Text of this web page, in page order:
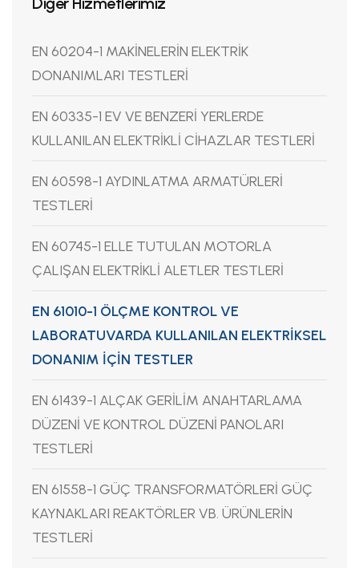
EN 60204-1 MAKİNELERİN ELEKTRİK
DONANIMLARI TESTLERİ
EN 60335-1 EV VE BENZERİ YERLERDE
KULLANILAN ELEKTRİKLİ CİHAZLAR TESTLERİ
EN 60598-1 AYDINLATMA ARMATÜRLERİ
TESTLERİ
EN 60745-1 ELLE TUTULAN MOTORLA
ÇALIŞAN ELEKTRİKLİ ALETLER TESTLERİ
EN 61010-1 ÖLÇME KONTROL VE
LABORATUVARDA KULLANILAN ELEKTRİKSEL
DONANIM İÇİN TESTLER
EN 61439-1 ALÇAK GERİLİM ANAHTARLAMA
DÜZENİ VE KONTROL DÜZENİ PANOLARI
TESTLERİ
EN 61558-1 GÜÇ TRANSFORMATÖRLERİ GÜÇ
KAYNAKLARI REAKTÖRLER VB. ÜRÜNLERİN
TESTLERİ